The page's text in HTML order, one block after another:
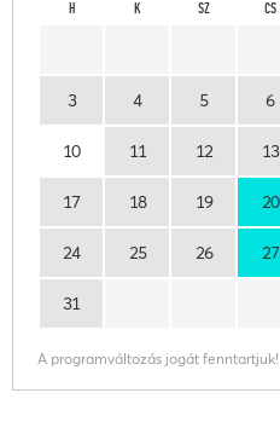
H K SZ CS
3 4 5 6
10 11 12 13
17 18 19 20
24 25 26 27
31
A programváltozás jogát fenntartjuk!